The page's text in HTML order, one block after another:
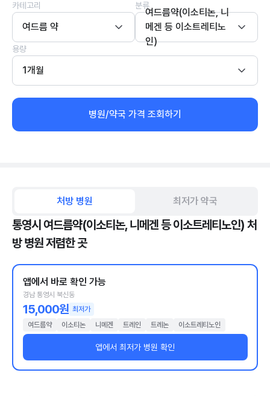
카테고리
여드름 약
분류
여드름약(이소티논, 니
메겐 등 이소트레티노
인)
용량
1개월
병원/약국 가격 조회하기
처방 병원 최저가 약국
통영시 여드름약(이소티논, 니메겐 등 이소트레티노인) 처
방 병원 저렴한 곳
앱에서 바로 확인 가능
경남 통영시 북신동
15,000원 최저가
여드름약
이소티논 니메겐 트레인 트레논 이소트레티노인
앱에서 최저가 병원 확인